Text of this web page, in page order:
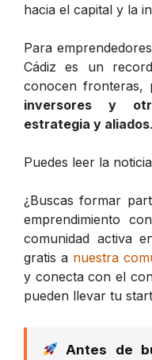
hacia el capital y la
Para
Cádiz es un
conocen fronteras,
inversores y
estrategia y aliados.
Puedes leer la
¿Buscas formar
emprendimiento
comunidad activa
gratis a nuestra
y conecta con el
pueden llevar tu
Antes de